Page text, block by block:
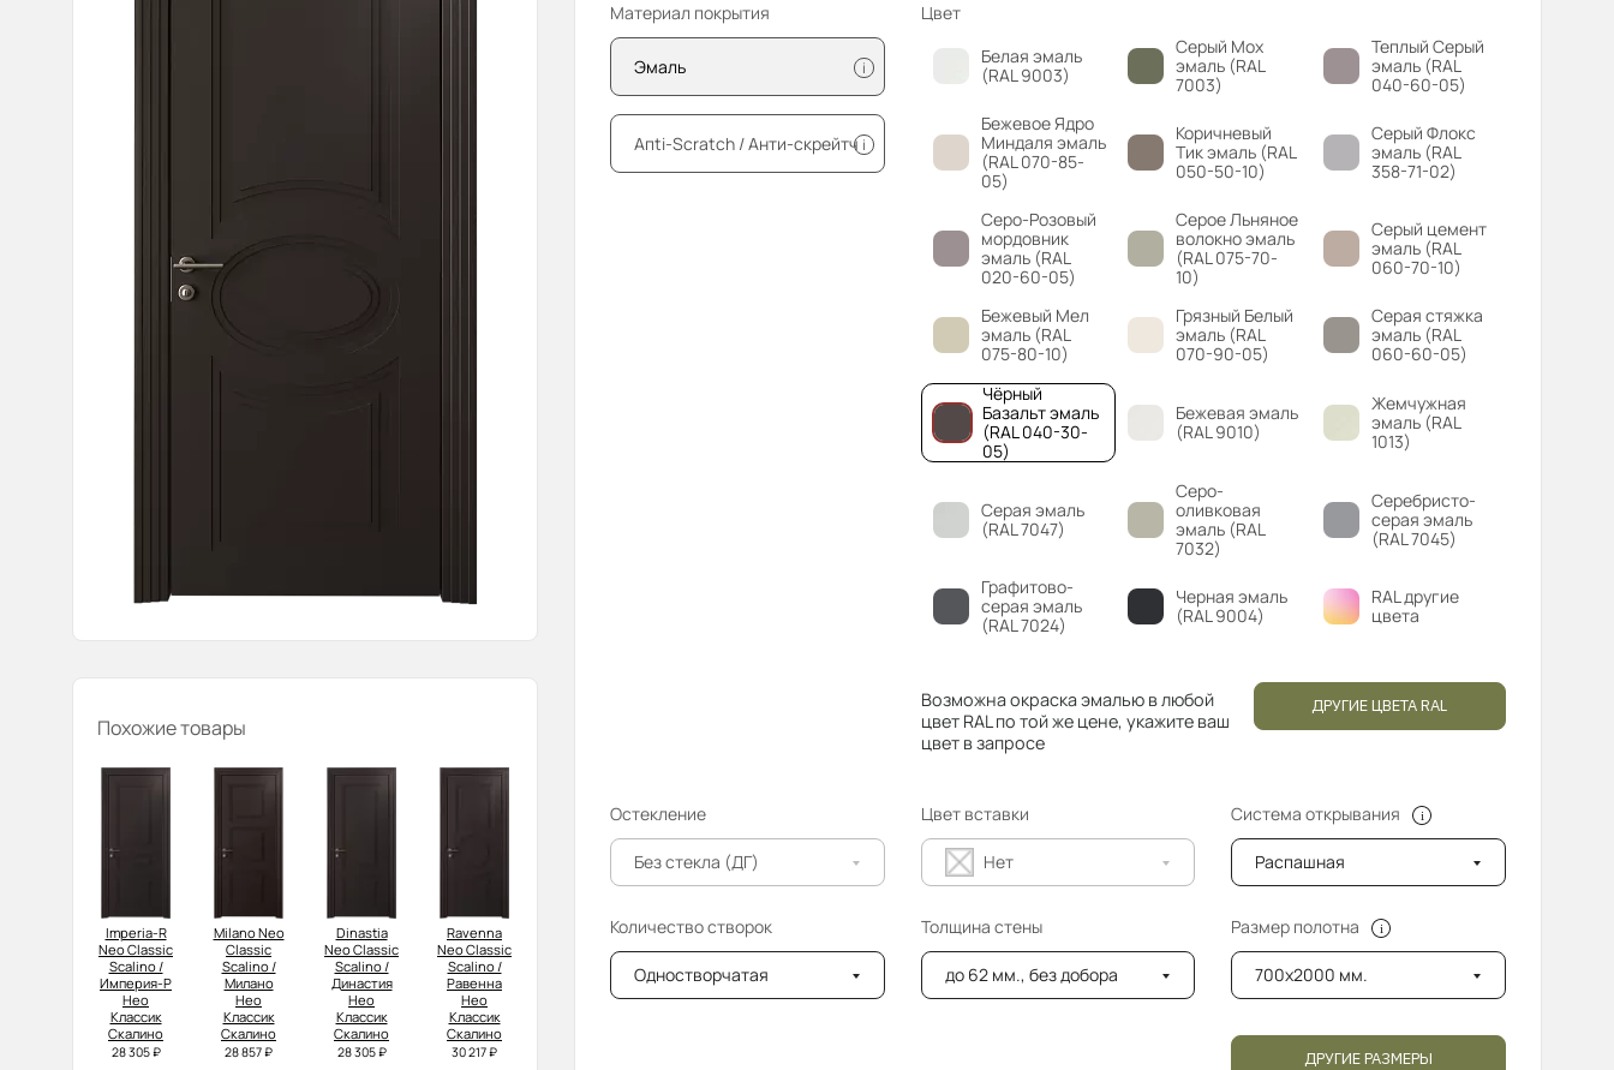
Похожие товары
Imperia-R
Neo Classic
Scalino /
Империя-Р
Нео
Классик
Скалино
28 305 ₽
Milano Neo
Classic
Scalino /
Милано
Нео
Классик
Скалино
28 857 ₽
Dinastia
Neo Classic
Scalino /
Династия
Нео
Классик
Скалино
28 305 ₽
Ravenna
Neo Classic
Scalino /
Равенна
Нео
Классик
Скалино
30 217 ₽
Материал покрытия
Эмаль i
Апti-Sсrаtсh / Анти-скрейтч i
Цвет
Белая эмаль
(RAL 9003)
Серый Мох
эмаль (RAL
7003)
Теплый Серый
эмаль (RAL
040-60-05)
Бежевое Ядро
Миндаля эмаль
(RAL 070-85-
05)
Коричневый
Тик эмаль (RAL
050-50-10)
Серый Флокс
эмаль (RAL
358-71-02)
Серо-Розовый
мордовник
эмаль (RAL
020-60-05)
Серое Льняное
волокно эмаль
(RAL 075-70-
10)
Серый цемент
эмаль (RAL
060-70-10)
Бежевый Мел
эмаль (RAL
075-80-10)
Грязный Белый
эмаль (RAL
070-90-05)
Серая стяжка
эмаль (RAL
060-60-05)
Чёрный
Базальт эмаль
(RAL 040-30-
05)
Бежевая эмаль
(RAL 9010)
Жемчужная
эмаль (RAL
1013)
Серая эмаль
(RAL 7047)
Серо-
оливковая
эмаль (RAL
7032)
Серебристо-
серая эмаль
(RAL 7045)
Графитово-
серая эмаль
(RAL 7024)
Черная эмаль
(RAL 9004)
RAL другие
цвета
Возможна окраска эмалью в любой
цвет RAL по той же цене, укажите ваш
цвет в запросе
ДРУГИЕ ЦВЕТА RAL
Остекление
Без стекла (ДГ)
Цвет вставки
Нет
Система открывания
Распашная
Количество створок
Одностворчатая
Толщина стены
до 62 мм., без добора
Размер полотна
700x2000 мм.
ДРУГИЕ РАЗМЕРЫ